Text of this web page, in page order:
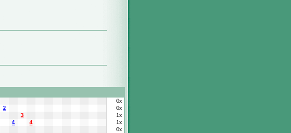
0x
2
0x
3
1x
4 4
1x
0x